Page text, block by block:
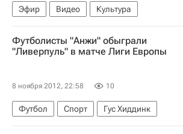
Эфир Видео
Культура
Культура - Видео
Москва
Весь мир
Центральный ФО
Европа
Футболисты "Анжи" обыграли
"Ливерпуль" в матче Лиги Европы
8 ноября 2012, 22:58 10
Футбол Спорт
Гус Хиддинк
Лига Европы УЕФА 2026-2027
Анжи